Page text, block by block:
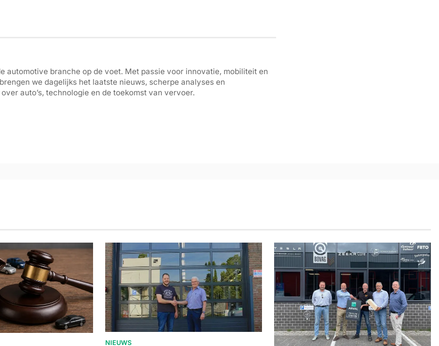
automotive branche op de voet. Met passie voor innovatie, mobiliteit en
we dagelijks het laatste nieuws, scherpe analyses en
auto’s, technologie en de toekomst van vervoer.
NIEUWS